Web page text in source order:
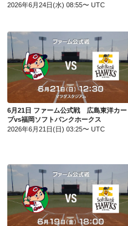
2026年6月24日(水) 08:55〜 UTC
6月21日 ファーム公式戦 広島東洋カープvs福岡ソフトバンクホークス
6月21日 ファーム公式戦 広島東洋カー
プvs福岡ソフトバンクホークス
2026年6月21日(日) 03:25〜 UTC
6月19日 ファーム公式戦 広島東洋カープvs福岡ソフトバンクホークス